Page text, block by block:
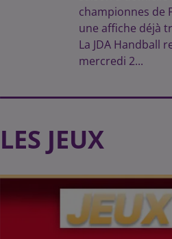
championnes de
une affiche déjà
La JDA Handball
mercredi 2...
LES JEUX